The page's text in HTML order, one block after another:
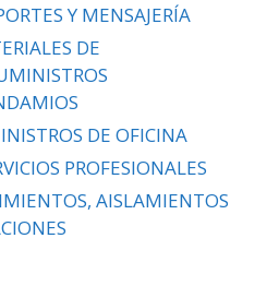
Y MENSAJERÍA
DE
DE OFICINA
PROFESIONALES
AISLAMIENTOS